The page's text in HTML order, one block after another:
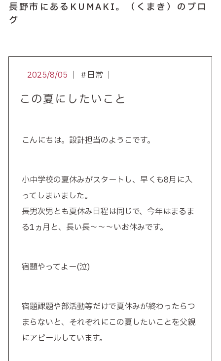
長野市にあるKUMAKI。（くまき）のブロ
グ
2025/8/05 ｜ ＃日常 ｜
この夏にしたいこと
こんにちは。設計担当のようこです。
小中学校の夏休みがスタートし、早くも8月に入
ってしまいました。
長男次男とも夏休み日程は同じで、今年はまるま
る1ヵ月と、長い長～～～いお休みです。
宿題やってよー(泣)
宿題課題や部活動等だけで夏休みが終わったらつ
まらないと、それぞれにこの夏したいことを父親
にアピールしています。